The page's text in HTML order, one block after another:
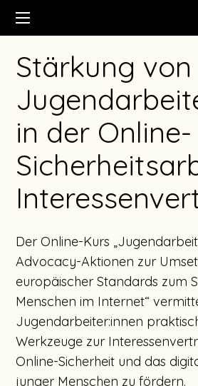
Stärkung von
in der Online-
Der Online-Kurs
Advocacy-Aktionen zur
europäischer Standards zum
Menschen im Internet“
Jugendarbeiter:innen
Werkzeuge zur
Online-Sicherheit und das
junger Menschen zu fördern.